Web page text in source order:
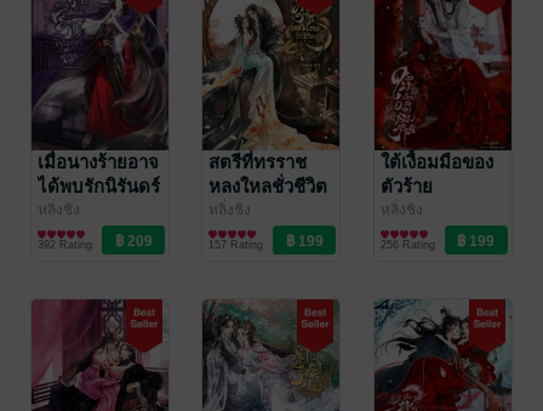
เมื่อนางร้ายอาจ
ได้พบรักนิรันดร์
หลิ่งชิง
นิยายรักจีนโบราณ
392 Rating
สตรีที่ทรราช
หลงใหลชั่วชีวิต
หลิ่งชิง
นิยายรักจีนโบราณ
157 Rating
ใต้เงื้อมมือของ
ตัวร้าย
หลิ่งชิง
นิยายรักจีนโบราณ
256 Rating